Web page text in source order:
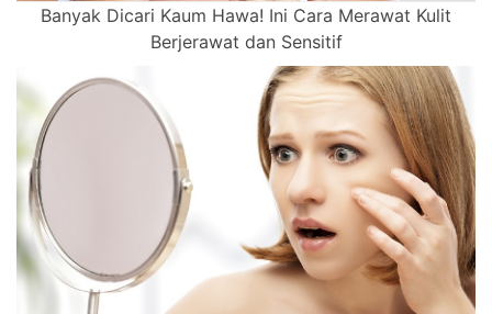
Banyak Dicari Kaum Hawa! Ini Cara Merawat Kulit
Berjerawat dan Sensitif